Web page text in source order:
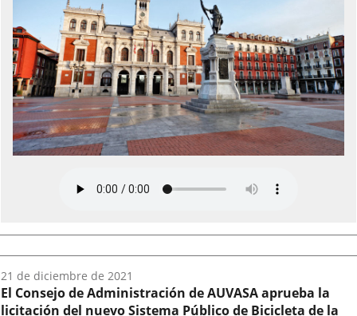
Fecha
del
audio:
21 de diciembre de 2021
El Consejo de Administración de AUVASA aprueba la
licitación del nuevo Sistema Público de Bicicleta de la